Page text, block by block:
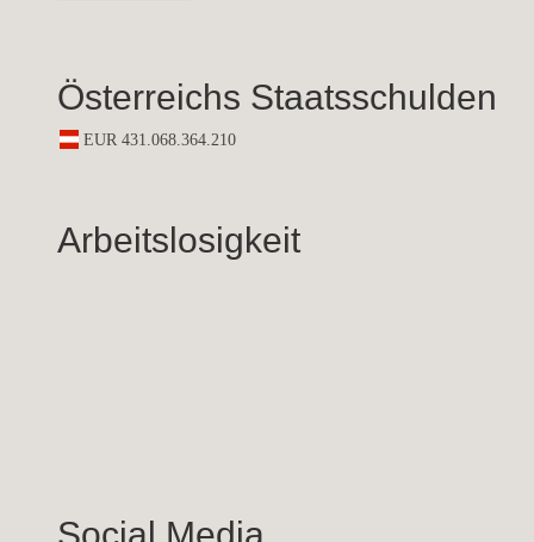
Österreichs Staatsschulden
Arbeitslosigkeit
Social Media